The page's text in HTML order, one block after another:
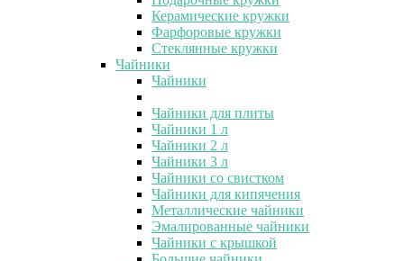
Керамические кружки
Фарфоровые кружки
Стеклянные кружки
Чайники
Чайники
Чайники для плиты
Чайники 1 л
Чайники 2 л
Чайники 3 л
Чайники со свистком
Чайники для кипячения
Металлические чайники
Эмалированные чайники
Чайники с крышкой